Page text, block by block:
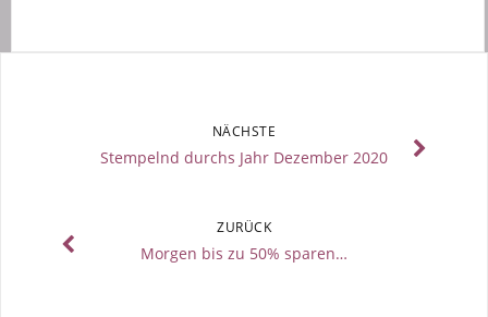
NÄCHSTE
Stempelnd durchs Jahr Dezember 2020
ZURÜCK
Morgen bis zu 50% sparen…